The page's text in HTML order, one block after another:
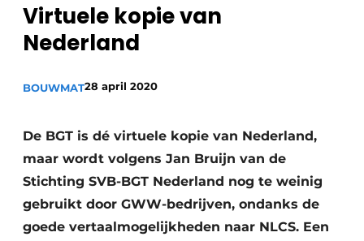
Virtuele kopie van
Nederland
BOUWMAT28 april 2020
De BGT is dé virtuele kopie van Nederland,
maar wordt volgens Jan Bruijn van de
Stichting SVB-BGT Nederland nog te weinig
gebruikt door GWW-bedrijven, ondanks de
goede vertaalmogelijkheden naar NLCS. Een